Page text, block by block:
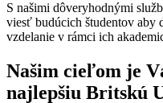
S našimi dôveryhodnými
viesť budúcich študentov aby
vzdelanie v rámci ich
Našim cieľom je
najlepšiu Britskú